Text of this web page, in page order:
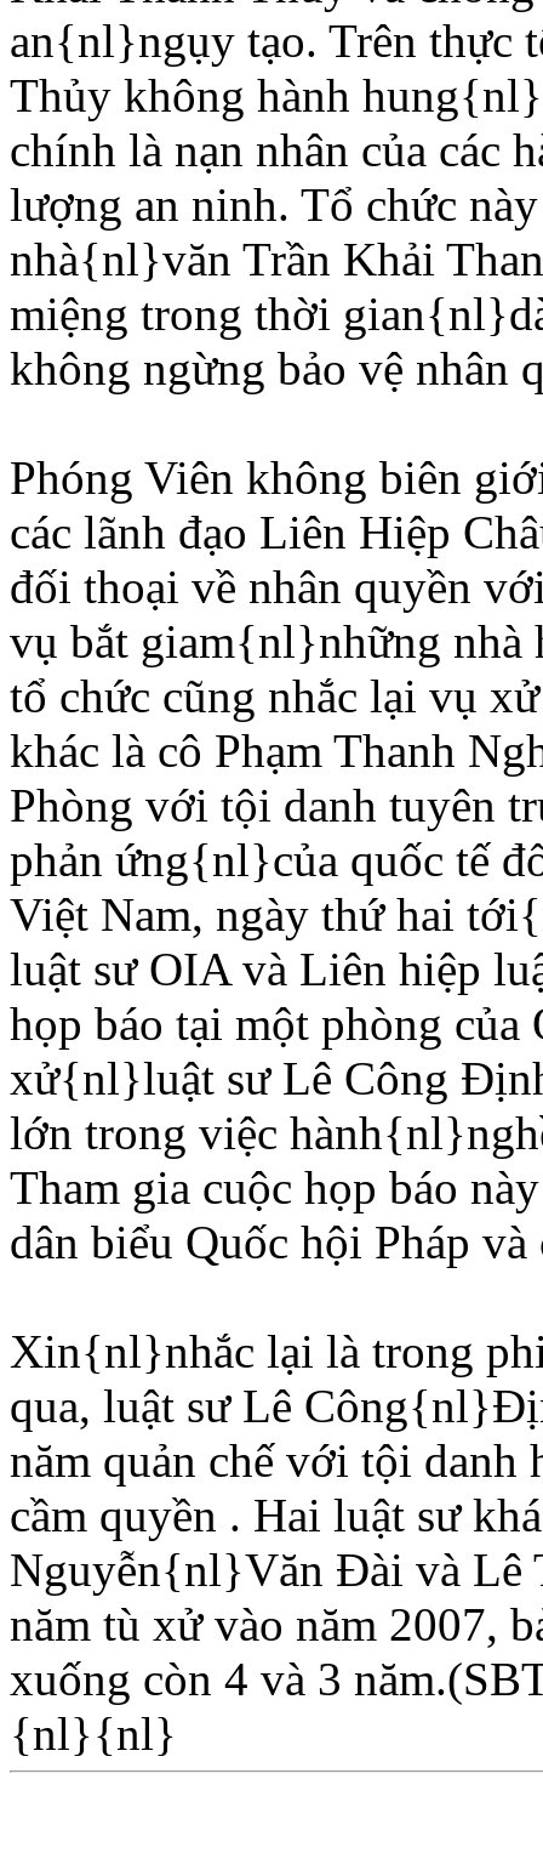
an{nl}ngụy tạo. Trên thực
Thủy không hành
chính là nạn nhân của các
lượng an ninh. Tổ chức
nhà{nl}văn Trần Khải
miệng trong thời
không ngừng bảo vệ nhân
Phóng Viên không biên
các lãnh đạo Liên Hiệp
đối thoại về nhân quyền
vụ bắt giam{nl}những nhà
tổ chức cũng nhắc lại vụ
khác là cô Phạm Thanh
Phòng với tội danh tuyên
phản ứng{nl}của quốc tế
Việt Nam, ngày thứ hai
luật sư OIA và Liên hiệp
họp báo tại một phòng của
xử{nl}luật sư Lê Công
lớn trong việc
Tham gia cuộc họp báo
dân biểu Quốc hội Pháp
Xin{nl}nhắc lại là trong
qua, luật sư Lê
năm quản chế với tội
cầm quyền . Hai luật sư
Nguyễn{nl}Văn Ðài và Lê
năm tù xử vào năm 2007,
xuống còn 4 và 3
{nl}{nl}